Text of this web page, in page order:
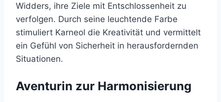
Widders, ihre Ziele mit Entschlossenheit zu
verfolgen. Durch seine leuchtende Farbe
stimuliert Karneol die Kreativität und vermittelt
ein Gefühl von Sicherheit in herausfordernden
Situationen.
Aventurin zur Harmonisierung